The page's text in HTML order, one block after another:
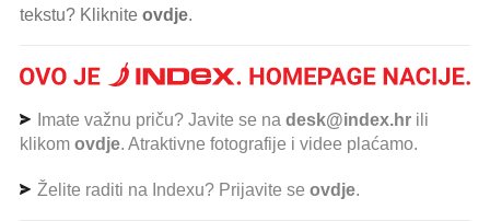
tekstu? Kliknite ovdje.
Imate važnu priču? Javite se na desk@index.hr ili
klikom ovdje. Atraktivne fotografije i videe plaćamo.
Želite raditi na Indexu? Prijavite se ovdje.